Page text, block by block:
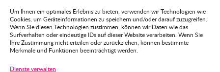
Um Ihnen ein optimales Erlebnis zu bieten, verwenden wir Technologien wie
Cookies, um Geräteinformationen zu speichern und/oder darauf zuzugreifen.
Wenn Sie diesen Technologien zustimmen, können wir Daten wie das
Surfverhalten oder eindeutige IDs auf dieser Website verarbeiten. Wenn Sie
Ihre Zustimmung nicht erteilen oder zurückziehen, können bestimmte
Merkmale und Funktionen beeinträchtigt werden.
Dienste verwalten
Grafik Design Animation
Blutenburgstraße 82 RG.
80636 München
089 – 129 77 99